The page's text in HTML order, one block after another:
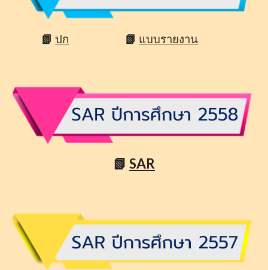
📗 ปก 📗 แบบรายงาน
📗 SAR